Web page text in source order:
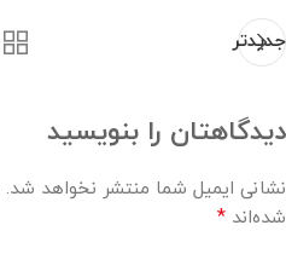
جدیدتر
دیدگاهتان را بنویسید
نشانی ایمیل شما منتشر نخواهد شد.
شده‌اند *